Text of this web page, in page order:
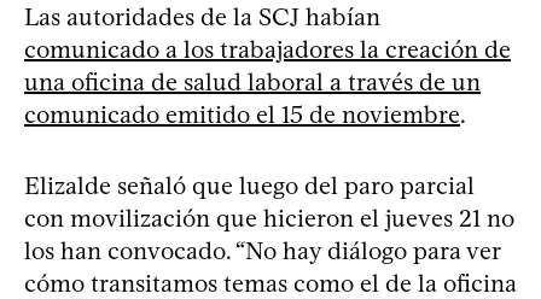
Las autoridades de la SCJ habían
comunicado a los trabajadores la creación de
una oficina de salud laboral a través de un
comunicado emitido el 15 de noviembre.
Elizalde señaló que luego del paro parcial
con movilización que hicieron el jueves 21 no
los han convocado. “No hay diálogo para ver
cómo transitamos temas como el de la oficina